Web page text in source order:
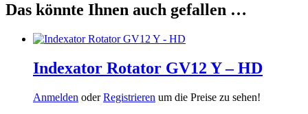
Das könnte Ihnen auch gefallen …
Indexator Rotator GV12 Y – HD
Anmelden oderRegistrieren um die Preise zu sehen!